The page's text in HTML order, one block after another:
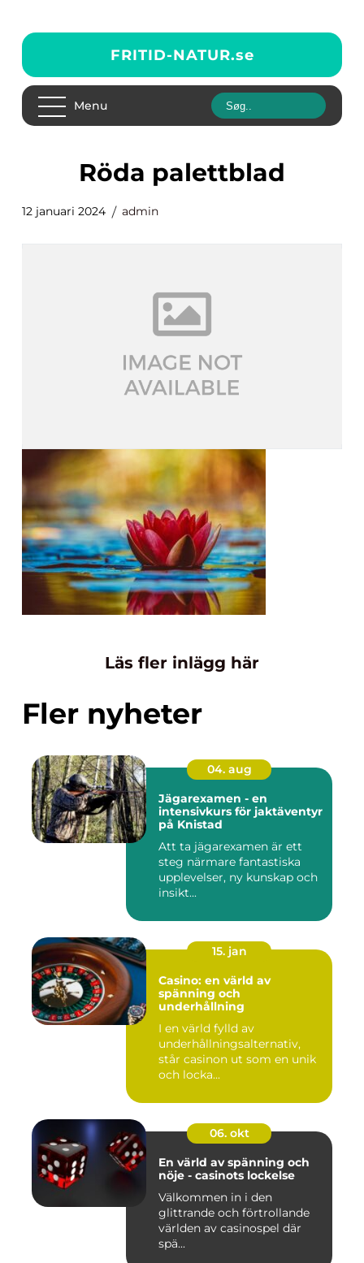
FRITID-NATUR.se
Menu
röda palettblad
12 januari 2024 admin
Läs fler inlägg här
Fler nyheter
04. aug
Jägarexamen - en
intensivkurs för jaktäventyr
på Knistad
Att ta jägarexamen är ett
steg närmare fantastiska
upplevelser, ny kunskap och
insikt...
15. jan
Casino: en värld av
spänning och
underhållning
I en värld fylld av
underhållningsalternativ,
står casinon ut som en unik
och locka...
06. okt
En värld av spänning och
nöje - casinots lockelse
Välkommen in i den
glittrande och förtrollande
världen av casinospel där
spä...